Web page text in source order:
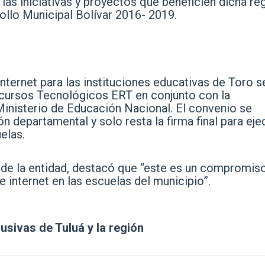
Municipal Bolívar 2016- 2019.
para las instituciones educativas de Toro
Tecnológicos ERT en conjunto con la
de Educación Nacional. El convenio se
departamental y solo resta la firma final para
la entidad, destacó que “este es un
internet en las escuelas del municipio”.
de Tuluá y la región